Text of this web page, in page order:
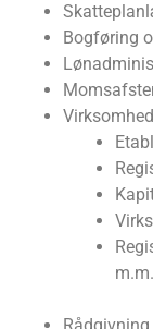
Bogføring